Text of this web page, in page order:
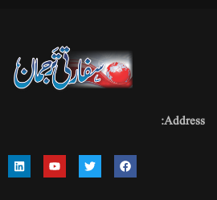
Address: